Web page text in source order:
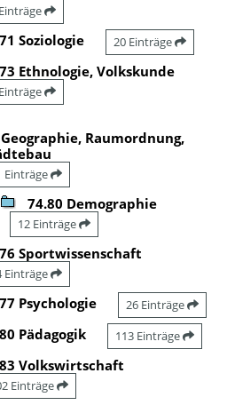
71 Soziologie 20 Einträge
73 Ethnologie, Volkskunde
Raumordnung,
Einträge
74.80 Demographie
12 Einträge
76 Sportwissenschaft
Einträge
77 Psychologie 26 Einträge
80 Pädagogik 113 Einträge
83 Volkswirtschaft
Einträge